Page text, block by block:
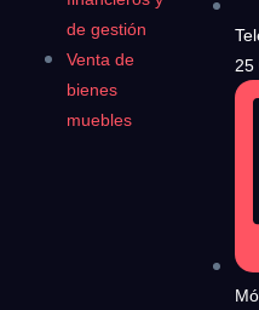
de gestión
Venta de
bienes
muebles
25